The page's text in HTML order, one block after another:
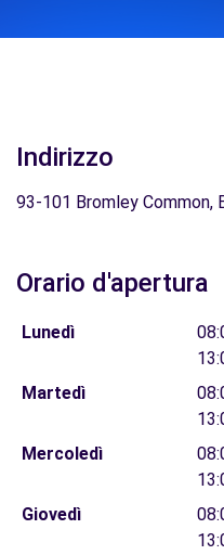
Indirizzo
93-101 Bromley Common,
Orario d'apertura
Lunedì
Martedì
Mercoledì
Giovedì